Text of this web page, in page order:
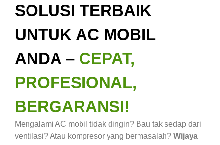
SOLUSI TERBAIK
UNTUK AC MOBIL
ANDA – CEPAT,
PROFESIONAL,
BERGARANSI!
Mengalami AC mobil tidak dingin? Bau tak sedap dari
ventilasi? Atau kompresor yang bermasalah? Wijaya